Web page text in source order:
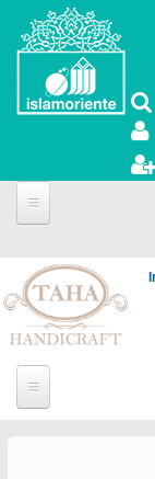
Pasar al contenido